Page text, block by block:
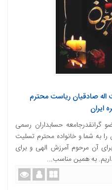
صادقیان ریاست محترم
ایران
گرانقدرجامعه حسابداران رسمی
را به شما و خانواده محترم تسلیت
آن مرحوم آمرزش الهی و برای
به همین مناسب...